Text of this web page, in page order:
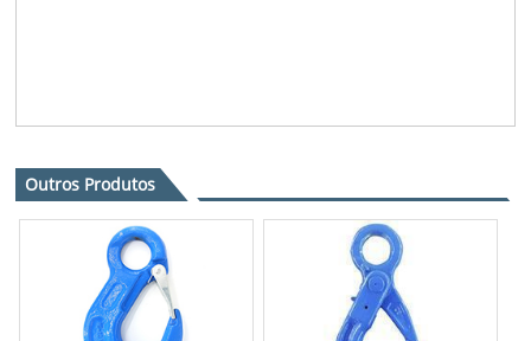
Outros Produtos